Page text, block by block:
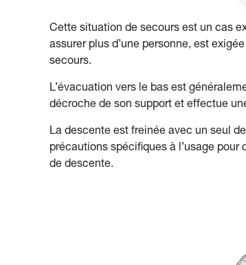
Cette situation de secours est un cas
assurer plus d’une personne, est
secours.
L’évacuation vers le bas est
décroche de son support et effectue
La descente est freinée avec un seul
précautions spécifiques à l’usage
de descente.